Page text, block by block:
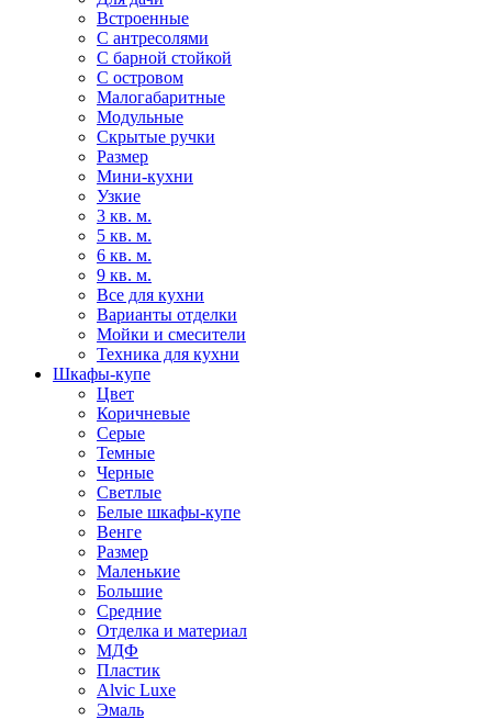
Встроенные
С антресолями
С барной стойкой
С островом
Малогабаритные
Модульные
Скрытые ручки
Размер
Мини-кухни
Узкие
3 кв. м.
5 кв. м.
6 кв. м.
9 кв. м.
Все для кухни
Варианты отделки
Мойки и смесители
Техника для кухни
Шкафы-купе
Цвет
Коричневые
Серые
Темные
Черные
Светлые
Белые шкафы-купе
Венге
Размер
Маленькие
Большие
Средние
Отделка и материал
МДФ
Пластик
Alvic Luxe
Эмаль